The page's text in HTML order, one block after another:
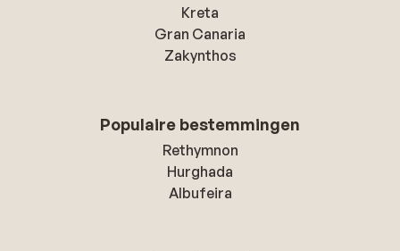
Kreta
Gran Canaria
Zakynthos
Populaire bestemmingen
Rethymnon
Hurghada
Albufeira